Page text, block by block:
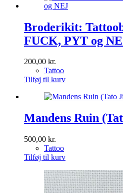
Broderikit:
FUCK, PYT og
200,00 kr.
Tattoo
Tilføj til kurv
Mandens Ruin
500,00 kr.
Tattoo
Tilføj til kurv